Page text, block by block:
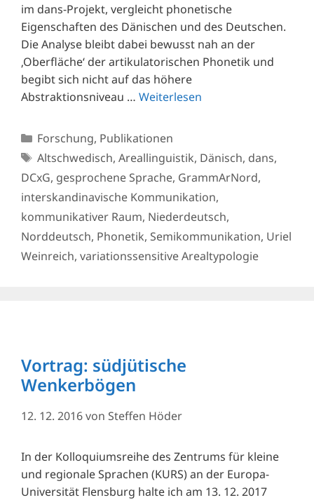
im dans-Projekt, vergleicht phonetische
Eigenschaften des Dänischen und des Deutschen.
Die Analyse bleibt dabei bewusst nah an der
‚Oberfläche‘ der artikulatorischen Phonetik und
begibt sich nicht auf das höhere
Abstraktionsniveau … Weiterlesen
Kategorien
Forschung, Publikationen
Schlagwörter
Altschwedisch, Areallinguistik, Dänisch, dans,
DCxG, gesprochene Sprache, GrammArNord,
interskandinavische Kommunikation,
kommunikativer Raum, Niederdeutsch,
Norddeutsch, Phonetik, Semikommunikation, Uriel
Weinreich, variationssensitive Arealtypologie
Vortrag: südjütische
Wenkerbögen
12. 12. 2016von Steffen Höder
In der Kolloquiumsreihe des Zentrums für kleine
und regionale Sprachen (KURS) an der Europa-
Universität Flensburg halte ich am 13. 12. 2017